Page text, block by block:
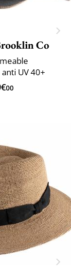
Co
UV 40+
00